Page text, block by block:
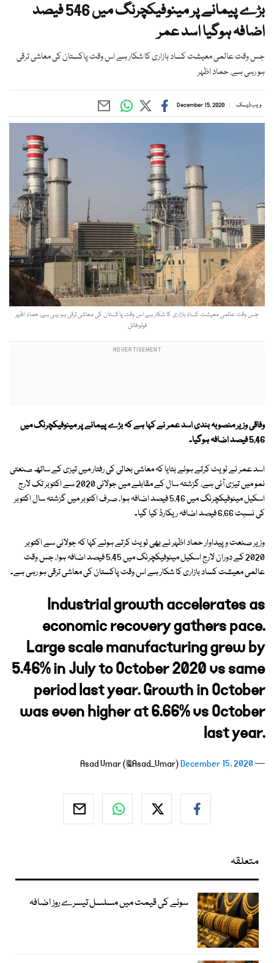
بڑے پیمانے پر مینوفیکچرنگ میں 546 فیصد
اضافہ ہوگیا اسد عمر
جس وقت عالمی معیشت کساد بازاری کا شکار ہے اس وقت پاکستان کی معاشی ترقی
ہو رہی ہے، حماد اظہر
ویب ڈیسک December 15, 2020
جس وقت عالمی معیشت کساد بازاری کا شکار ہے اس وقت پاکستان کی معاشی ترقی ہو رہی ہے، حماد اظہر
فوٹو:فائل
وفاقی وزیر منصوبہ بندی اسد عمر نے کہا ہے کہ بڑے پیمانے پر مینوفیکچرنگ میں
5.46 فیصد اضافہ ہوگیا۔
اسد عمر نے ٹویٹ کرتے ہوئے بتایا کہ معاشی بحالی کی رفتار میں تیزی کے ساتھ صنعتی
نمو میں تیزی آئی ہے، گزشتہ سال کے مقابلے میں جولائی 2020 سے اکتوبر تک لارج
اسکیل مینوفیکچرنگ میں 5.46 فیصد اضافہ ہوا، صرف اکتوبر میں گزشتہ سال اکتوبر
کی نسبت 6.66 فیصد اضافہ ریکارڈ کیا گیا۔
وزیر صنعت و پیداوار حماد اظہر نے بھی ٹویٹ کرتے ہوئے کہا کہ جولائی سے اکتوبر
2020 کے دوران لارج اسکیل مینوفیکچرنگ میں 5.45 فیصد اضافہ ہوا، جس وقت
عالمی معیشت کساد بازاری کا شکار ہے اس وقت پاکستان کی معاشی ترقی ہو رہی ہے۔
Industrial growth accelerates as
economic recovery gathers pace.
Large scale manufacturing grew by
5.46% in July to October 2020 vs same
period last year. Growth in October
was even higher at 6.66% vs October
last year.
— Asad Umar (@Asad_Umar)
December 15, 2020
متعلقہ
سونے کی قیمت میں مسلسل تیسرے روز اضافہ